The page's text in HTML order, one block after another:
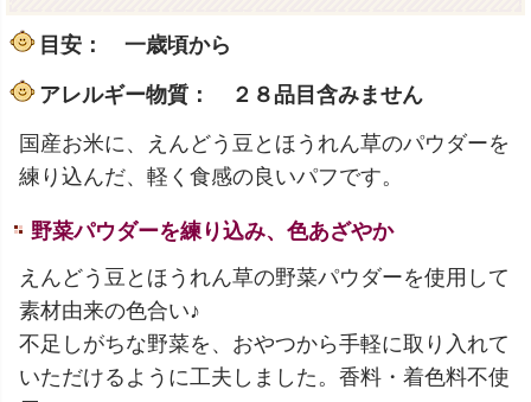
目安： 一歳頃から
アレルギー物質： ２８品目含みません
国産お米に、えんどう豆とほうれん草のパウダーを
練り込んだ、軽く食感の良いパフです。
野菜パウダーを練り込み、色あざやか
えんどう豆とほうれん草の野菜パウダーを使用して
素材由来の色合い♪
不足しがちな野菜を、おやつから手軽に取り入れて
いただけるように工夫しました。香料・着色料不使